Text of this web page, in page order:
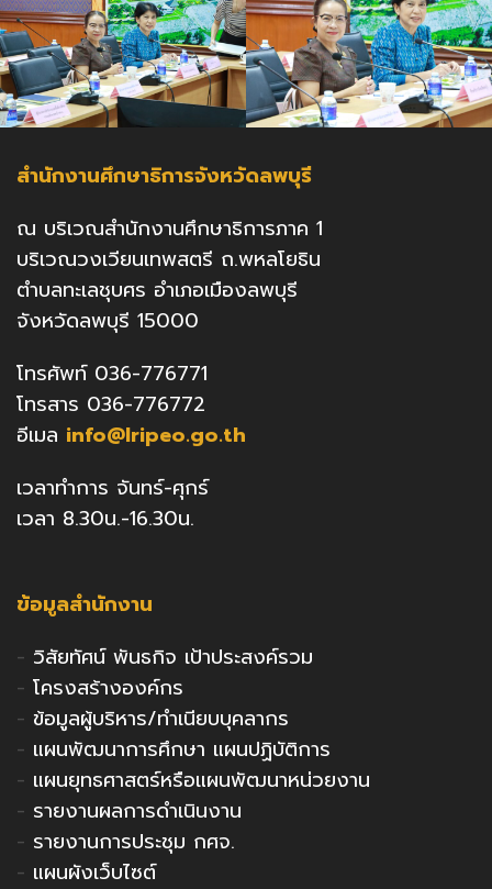
สำนักงานศึกษาธิการจังหวัดลพบุรี
ณ บริเวณสำนักงานศึกษาธิการภาค 1
บริเวณวงเวียนเทพสตรี ถ.พหลโยธิน
ตำบลทะเลชุบศร อำเภอเมืองลพบุรี
จังหวัดลพบุรี 15000
โทรศัพท์ 036-776771
โทรสาร 036-776772
อีเมล info@lripeo.go.th
เวลาทำการ จันทร์-ศุกร์
เวลา 8.30น.-16.30น.
ข้อมูลสำนักงาน
- วิสัยทัศน์ พันธกิจ เป้าประสงค์รวม
- โครงสร้างองค์กร
- ข้อมูลผู้บริหาร/ทำเนียบบุคลากร
- แผนพัฒนาการศึกษา แผนปฏิบัติการ
- แผนยุทธศาสตร์หรือแผนพัฒนาหน่วยงาน
- รายงานผลการดำเนินงาน
- รายงานการประชุม กศจ.
- แผนผังเว็บไซต์